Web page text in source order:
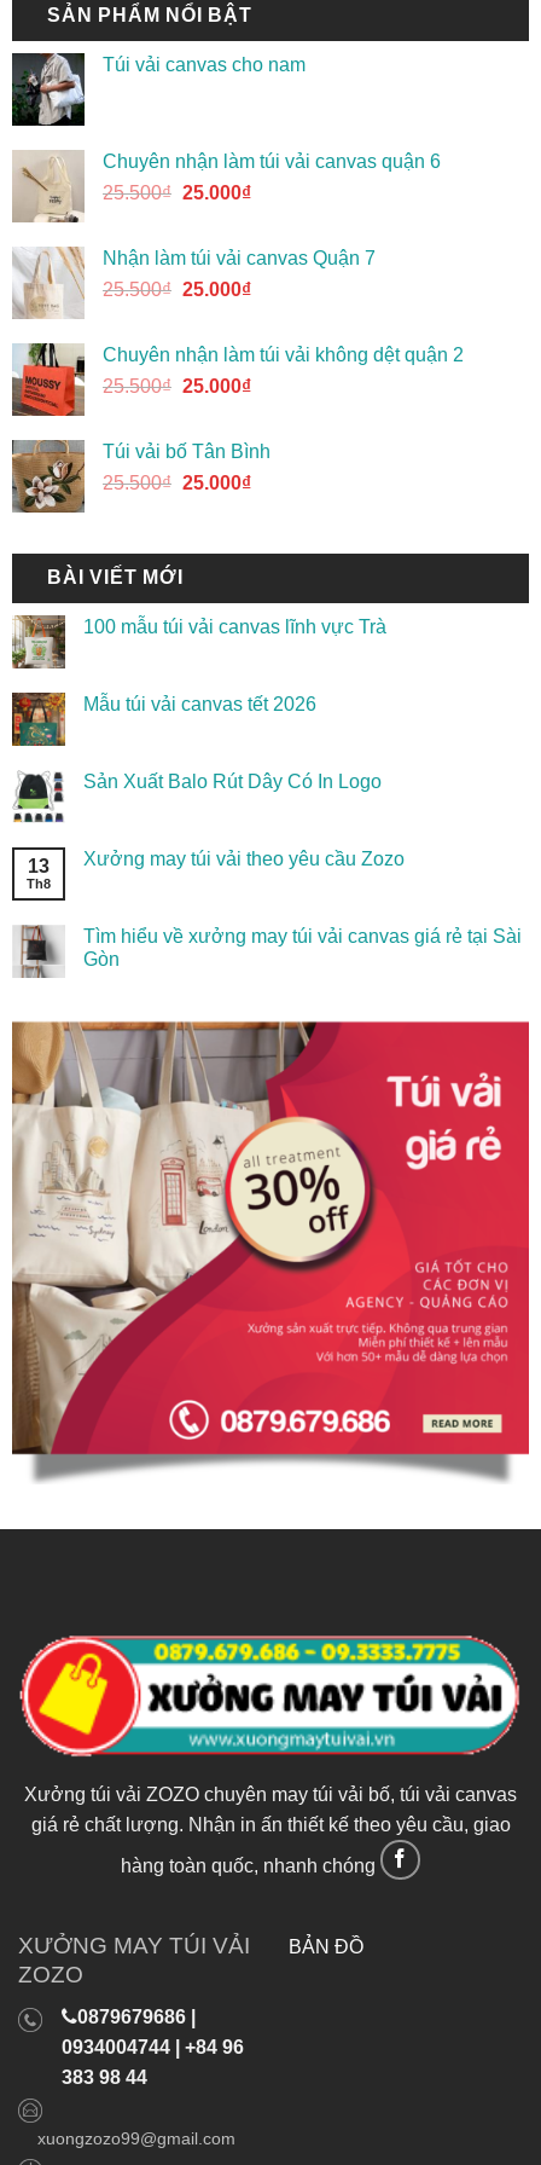
SẢN PHẨM NỔI BẬT
Túi vải canvas cho nam
Chuyên nhận làm túi vải canvas quận 6
25.500₫ 25.000₫
Nhận làm túi vải canvas Quận 7
25.500₫ 25.000₫
Chuyên nhận làm túi vải không dệt quận 2
25.500₫ 25.000₫
Túi vải bố Tân Bình
25.500₫ 25.000₫
BÀI VIẾT MỚI
100 mẫu túi vải canvas lĩnh vực Trà
Mẫu túi vải canvas tết 2026
Sản Xuất Balo Rút Dây Có In Logo
13
Th8
Xưởng may túi vải theo yêu cầu Zozo
Tìm hiểu về xưởng may túi vải canvas giá rẻ tại Sài
Gòn
Xưởng túi vải ZOZO chuyên may túi vải bố, túi vải canvas
giá rẻ chất lượng. Nhận in ấn thiết kế theo yêu cầu, giao
hàng toàn quốc, nhanh chóng
XƯỞNG MAY TÚI VẢI
ZOZO
0879679686 |
0934004744 | +84 96
383 98 44
xuongzozo99@gmail.com
BẢN ĐỒ